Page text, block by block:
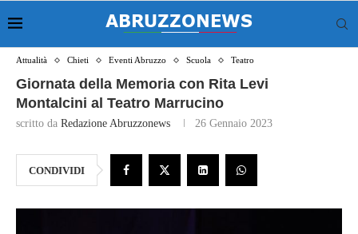
Attualità Chieti Eventi Abruzzo Scuola Teatro
Giornata della Memoria con Rita Levi
Montalcini al Teatro Marrucino
scritto da Redazione Abruzzonews 26 Gennaio 2023
CONDIVIDI